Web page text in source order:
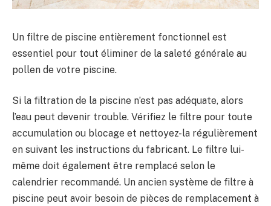
Un filtre de piscine entièrement fonctionnel est
essentiel pour tout éliminer de la saleté générale au
pollen de votre piscine.
Si la filtration de la piscine n’est pas adéquate, alors
l’eau peut devenir trouble. Vérifiez le filtre pour toute
accumulation ou blocage et nettoyez-la régulièrement
en suivant les instructions du fabricant. Le filtre lui-
même doit également être remplacé selon le
calendrier recommandé. Un ancien système de filtre à
piscine peut avoir besoin de pièces de remplacement à